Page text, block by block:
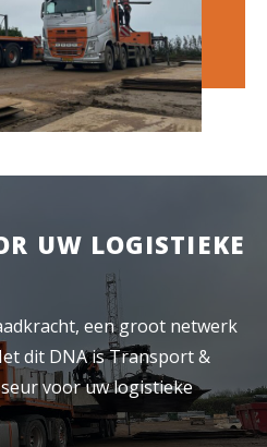
UW LOGISTIEKE
een groot netwerk
dit DNA is Transport &
voor uw logistieke